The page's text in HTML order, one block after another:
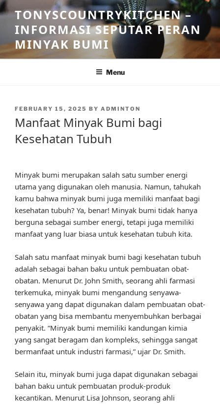
Skip
to
content
TONYSCOUNTRYKITCHEN –
INFORMASI SEPUTAR PERAN
MINYAK BUMI
Menu
POSTED
FEBRUARY 15, 2025 BY ADMINTON
Manfaat Minyak Bumi bagi
Kesehatan Tubuh
Minyak bumi merupakan salah satu sumber energi
utama yang digunakan oleh manusia. Namun, tahukah
kamu bahwa minyak bumi juga memiliki manfaat bagi
kesehatan tubuh? Ya, benar! Minyak bumi tidak hanya
berguna sebagai sumber energi, tetapi juga memiliki
manfaat yang luar biasa untuk kesehatan tubuh kita.
Salah satu manfaat minyak bumi bagi kesehatan tubuh
adalah sebagai bahan baku untuk pembuatan obat-
obatan. Menurut Dr. John Smith, seorang ahli farmasi
terkemuka, minyak bumi mengandung senyawa-
senyawa yang dapat digunakan dalam pembuatan obat-
obatan yang bisa membantu menyembuhkan berbagai
penyakit. “Minyak bumi memiliki kandungan kimia
yang sangat beragam dan kompleks, sehingga sangat
bermanfaat untuk industri farmasi,” ujar Dr. Smith.
Selain itu, minyak bumi juga dapat digunakan sebagai
bahan baku untuk pembuatan produk-produk
kecantikan. Menurut Lisa Johnson, seorang ahli